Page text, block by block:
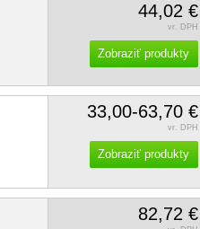
44,02 €
vr. DPH
Zobraziť produkty
33,00-63,70 €
vr. DPH
Zobraziť produkty
82,72 €